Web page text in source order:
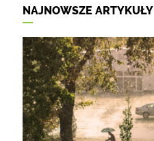
NAJNOWSZE ARTYKUŁY